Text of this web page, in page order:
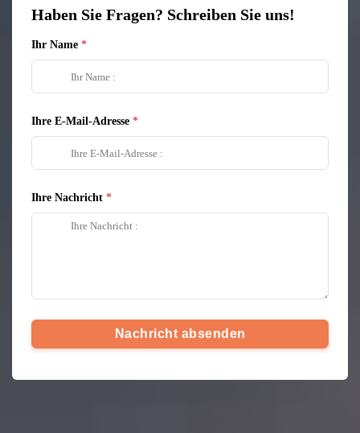
Haben Sie Fragen? Schreiben Sie uns!
Ihr Name
Ihre E-Mail-Adresse
Ihre Nachricht
Nachricht absenden